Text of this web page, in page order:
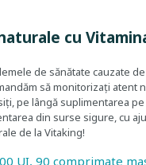
cu
de sănătate cauzate
să monitorizați atent
pe lângă suplimentarea pe
din surse sigure, cu
de la Vitaking!